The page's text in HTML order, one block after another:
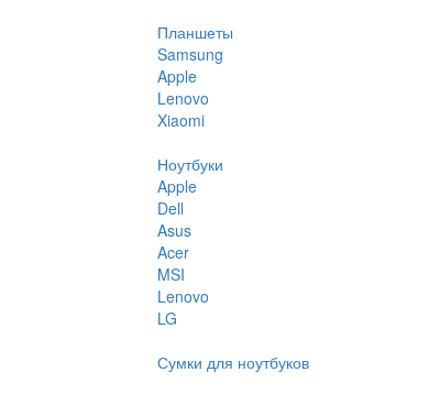
Планшеты
Samsung
Apple
Lenovo
Xiaomi
Ноутбуки
Apple
Dell
Asus
Acer
MSI
Lenovo
LG
Сумки для ноутбуков